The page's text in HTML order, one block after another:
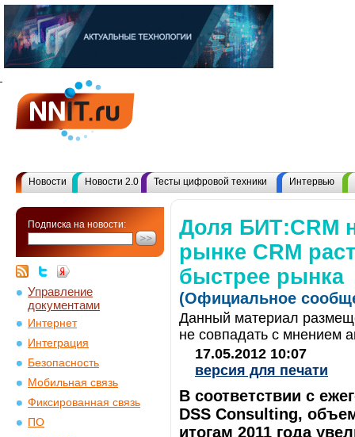
Новости Новости 2.0 Тесты цифровой техники Интервью
Подписка на новости:
Управление
документами
Интернет
Интеграция
Безопасность
Мобильная связь
Фиксированная связь
ПО
Доля БИТ:CRM
рынке CRM
быстрее рынка
(Официальное
Данный материал
не совпадать с мнением
17.05.2012 10:07
версия для печати
В соответствии с
DSS Consulting,
итогам 2011 года